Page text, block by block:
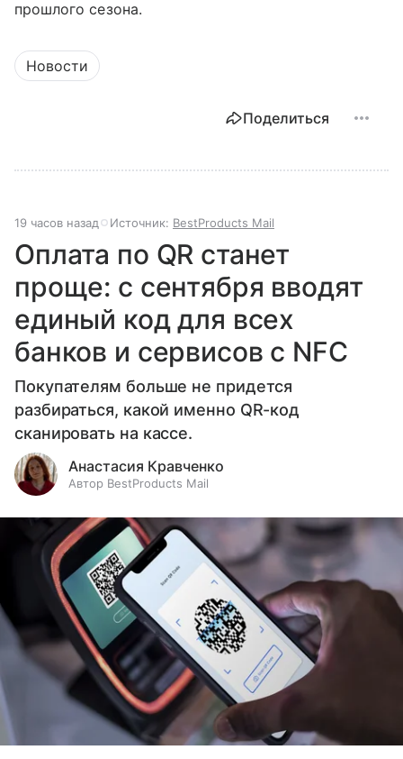
прошлого сезона.
Новости
Поделиться
19 часов назад Источник: BestProducts Mail
Оплата по QR станет
проще: с сентября вводят
единый код для всех
банков и сервисов с NFC
Покупателям больше не придется
разбираться, какой именно QR-код
сканировать на кассе.
Анастасия Кравченко
Автор BestProducts Mail